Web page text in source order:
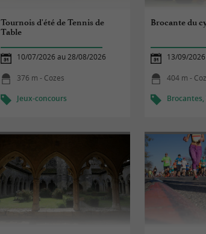
Tournois d'été de Tennis de
Table
10/07/2026 au 28/08/2026
376 m - Cozes
Jeux-concours
Brocante du
13/09/2026
404 m -